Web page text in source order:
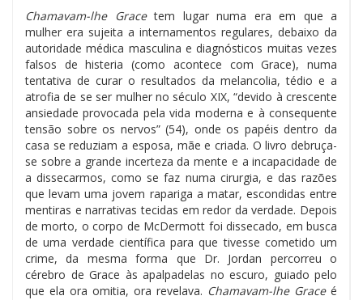
Chamavam-lhe Gracetem lugar numa era em que a
mulher era sujeita a internamentos regulares, debaixo da
autoridade médica masculina e diagnósticos muitas vezes
falsos de histeria (como acontece com Grace), numa
tentativa de curar o resultados da melancolia, tédio e a
atrofia de se ser mulher no século XIX, “devido à crescente
ansiedade provocada pela vida moderna e à consequente
tensão sobre os nervos” (54), onde os papéis dentro da
casa se reduziam a esposa, mãe e criada. O livro debruça-
se sobre a grande incerteza da mente e a incapacidade de
a dissecarmos, como se faz numa cirurgia, e das razões
que levam uma jovem rapariga a matar, escondidas entre
mentiras e narrativas tecidas em redor da verdade. Depois
de morto, o corpo de McDermott foi dissecado, em busca
de uma verdade científica para que tivesse cometido um
crime, da mesma forma que Dr. Jordan percorreu o
cérebro de Grace às apalpadelas no escuro, guiado pelo
que ela ora omitia, ora revelava. Chamavam-lhe Graceé